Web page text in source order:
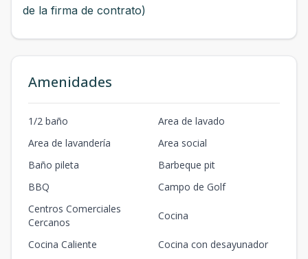
de la firma de contrato)
Amenidades
1/2 baño
Area de lavado
Area de lavandería
Area social
Baño pileta
Barbeque pit
BBQ
Campo de Golf
Centros Comerciales
Cercanos
Cocina
Cocina Caliente Cocina con desayunador